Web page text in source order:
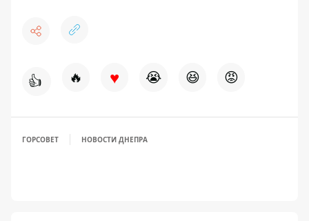
👍 🔥 ♥ 😭 😆 😡
ГОРСОВЕТ НОВОСТИ ДНЕПРА